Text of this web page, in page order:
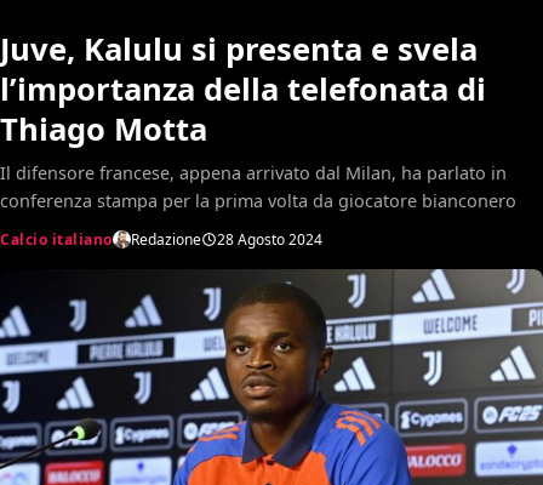
Juve, Kalulu si presenta e svela
l’importanza della telefonata di
Thiago Motta
Il difensore francese, appena arrivato dal Milan, ha parlato in
conferenza stampa per la prima volta da giocatore bianconero
Calcio italiano Redazione 28 Agosto 2024